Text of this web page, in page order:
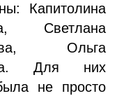
Капитолина
Светлана
Ольга
Для них
не просто